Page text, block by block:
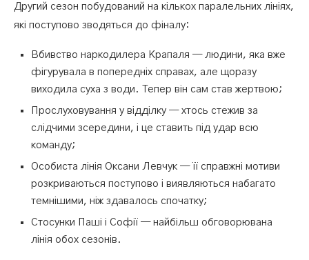
Другий сезон побудований на кількох паралельних лініях,
які поступово зводяться до фіналу:
Вбивство наркодилера Крапаля — людини, яка вже
фігурувала в попередніх справах, але щоразу
виходила суха з води. Тепер він сам став жертвою;
Прослуховування у відділку — хтось стежив за
слідчими зсередини, і це ставить під удар всю
команду;
Особиста лінія Оксани Левчук — її справжні мотиви
розкриваються поступово і виявляються набагато
темнішими, ніж здавалось спочатку;
Стосунки Паші і Софії — найбільш обговорювана
лінія обох сезонів.